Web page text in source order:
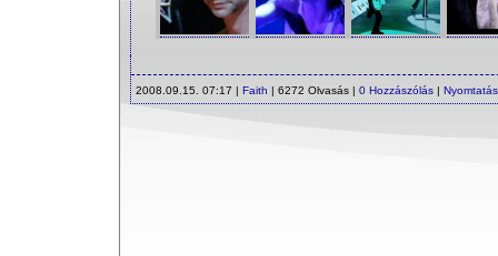
2008.09.15. 07:17 | Faith | 6272 Olvasás | 0 Hozzászólás | Nyomtatás